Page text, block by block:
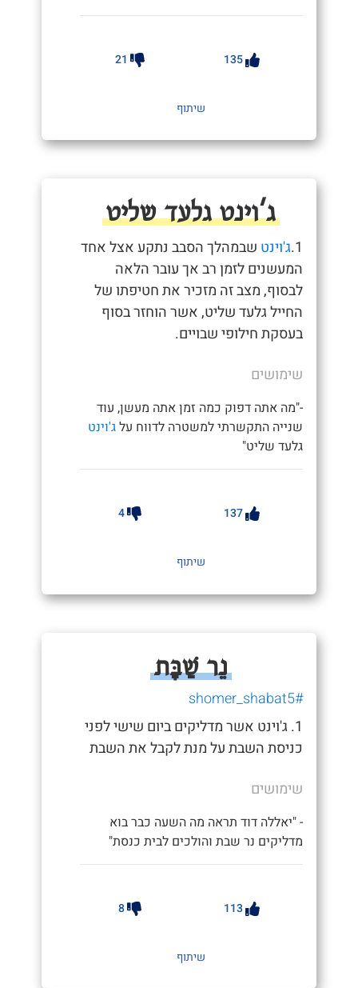
135
21
שיתוף
ג'וינט גלעד שליט
1. ג'וינט שבמהלך הסבב נתקע אצל אחד
המעשנים לזמן רב אך עובר הלאה
לבסוף, מצב זה מזכיר את חטיפתו של
החייל גלעד שליט, אשר הוחזר בסוף
בעסקת חילופי שבויים.
שימושים
-"מה אתה דפוק כמה זמן אתה מעשן, עוד
שנייה התקשרתי למשטרה לדווח עלג'וינט
גלעד שליט"
137
4
שיתוף
נֵר שַׁבָּת
#shomer_shabat5
1. ג'וינט אשר מדליקים ביום שישי לפני
כניסת השבת על מנת לקבל את השבת
שימושים
- "יאללה דוד תראה מה השעה כבר בוא
מדליקים נר שבת והולכים לבית כנסת"
113
8
שיתוף